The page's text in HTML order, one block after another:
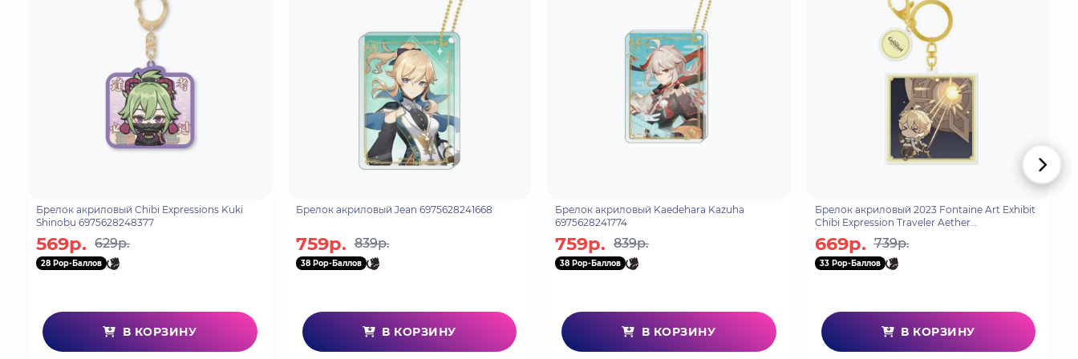
Брелок акриловый Chibi Expressions Kuki
Shinobu 6975628248377
569р. 629р.
28 Pop-Баллов
В КОРЗИНУ
Брелок акриловый Jean 6975628241668
759р. 839р.
38 Pop-Баллов
В КОРЗИНУ
Брелок акриловый Kaedehara Kazuha
6975628241774
759р. 839р.
38 Pop-Баллов
В КОРЗИНУ
Брелок акриловый 2023 Fontaine Art Exhibit
Chibi Expression Traveler Aether
669р. 739р.
33 Pop-Баллов
В КОРЗИНУ